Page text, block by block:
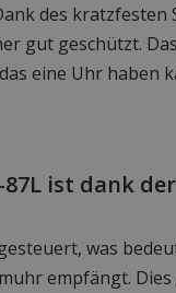
des kratzfesten
gut geschützt.
eine Uhr haben
87L ist dank
was
empfängt. Dies